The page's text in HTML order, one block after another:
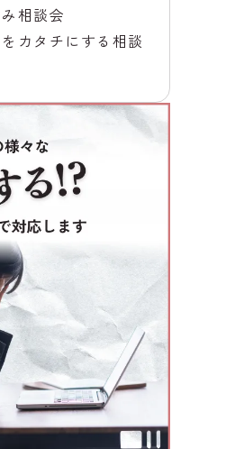
相談会
カタチにする相談